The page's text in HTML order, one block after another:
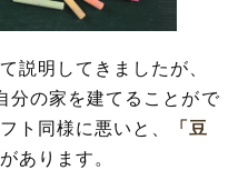
説明してきましたが、
分の家を建てることがで
ト同様に悪いと、
「豆
あります。